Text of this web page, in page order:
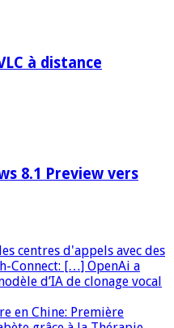
à distance
8.1 Preview vers
centres d'appels avec des
Connect: […] OpenAi a
d’IA de clonage vocal
en Chine: Première